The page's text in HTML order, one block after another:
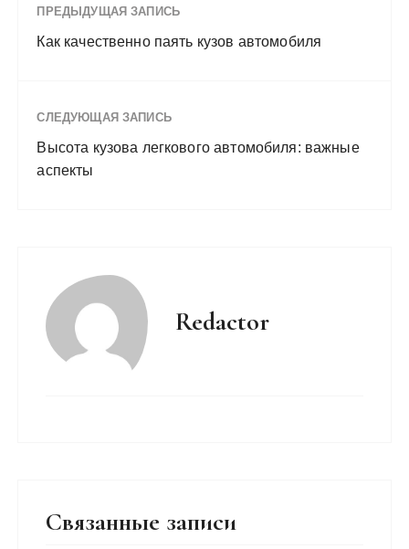
ПРЕДЫДУЩАЯ ЗАПИСЬ
Как качественно паять кузов автомобиля
СЛЕДУЮЩАЯ ЗАПИСЬ
Высота кузова легкового автомобиля: важные
аспекты
Redactor
Связанные записи